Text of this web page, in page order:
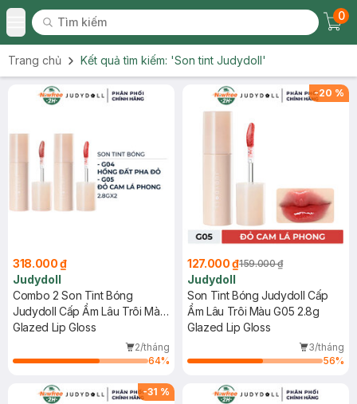
Toggle Menu
Tìm kiếm
Tìm kiếm
0
Trang chủ Kết quả tìm kiếm: 'Son tint Judydoll'
318.000 ₫
Judydoll
Combo 2 Son Tint Bóng
Judydoll Cấp Ẩm Lâu Trôi Màu
G04 + G05 2.8g
Glazed Lip Gloss
2/tháng
64%
-20 %
127.000 ₫159.000 ₫
Judydoll
Son Tint Bóng Judydoll Cấp
Ẩm Lâu Trôi Màu G05 2.8g
Glazed Lip Gloss
3/tháng
56%
-31 %